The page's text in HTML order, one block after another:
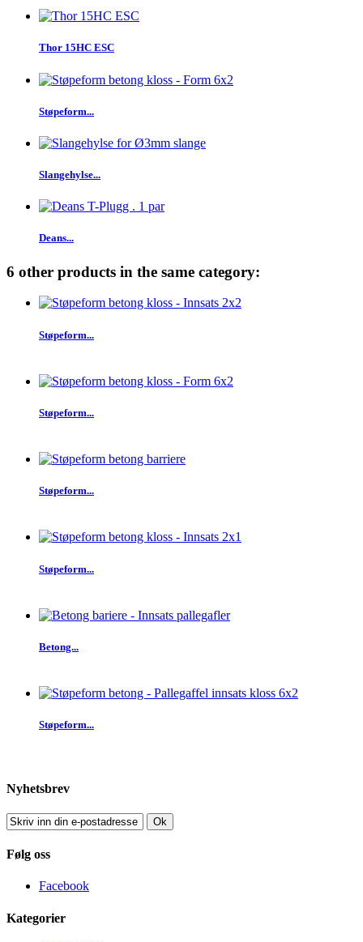
Thor 15HC ESC
Støpeform...
Slangehylse...
Deans...
6 other products in the same category:
Støpeform...
Støpeform...
Støpeform...
Støpeform...
Betong...
Støpeform...
Nyhetsbrev
Ok
Følg oss
Facebook
Kategorier